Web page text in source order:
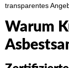
transparentes
Warum